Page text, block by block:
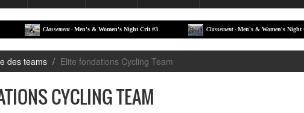
Classement -Men's & Women's Night Crit #3 Classement -Men's & Women's Night Crit #2
des teams Elite fondations Cycling Team
CYCLING TEAM